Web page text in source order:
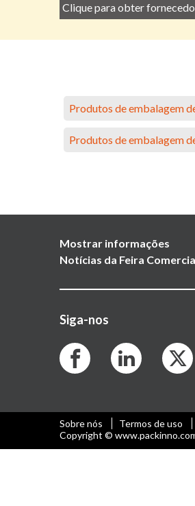
Clique para obter
Produtos de embalagem
Produtos de embalagem
Mostrar informações
Notícias da Feira
Siga-nos
Sobre nós Termos de uso
Copyright ©